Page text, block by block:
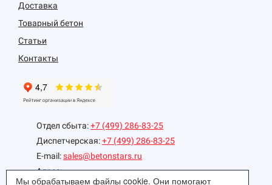
Доставка
Товарный бетон
Статьи
Контакты
Отдел сбыта:+7 (499) 286-83-25
Диспетчерская:+7 (499) 286-83-25
E-mail:sales@betonstars.ru
Адрес:
Мы обрабатываем файлы cookie. Они помогают